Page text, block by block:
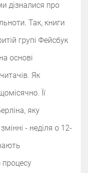
дізналися про
Так, книги
групі Фейсбук
основі
Як
Її
яку
- неділя о 12-